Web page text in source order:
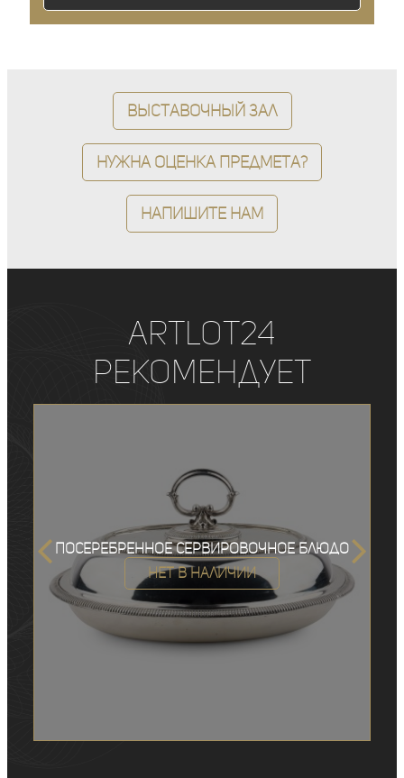
Выставочный зал
Нужна оценка предмета?
Напишите нам
ArtLot24
рекомендует
Посеребренное сервировочное блюдо
Нет в наличии